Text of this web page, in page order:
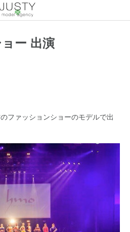
ー 出演
ファッションショーのモデルで出